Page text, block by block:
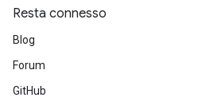
Resta connesso
Blog
Forum
GitHub